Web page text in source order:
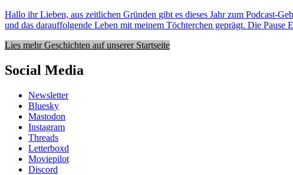
Hallo ihr Lieben, aus zeitlichen Gründen gibt es dieses Jahr zum Podcast-
und das darauffolgende Leben mit meinem Töchterchen geprägt. Die Pause
Lies mehr Geschichten auf unserer Startseite
Social Media
Newsletter
Bluesky
Mastodon
Instagram
Threads
Letterboxd
Moviepilot
Discord